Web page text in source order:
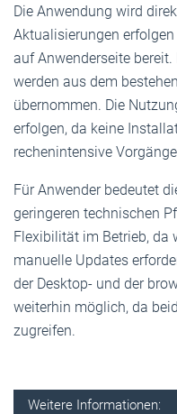
Die Anwendung wird
Aktualisierungen
auf Anwenderseite
werden aus dem
übernommen. Die
erfolgen, da keine
rechenintensive
Für Anwender bedeutet
geringeren technischen
Flexibilität im Betrieb, da
manuelle Updates
der Desktop- und der
weiterhin möglich, da
zugreifen.
Weitere Informationen: